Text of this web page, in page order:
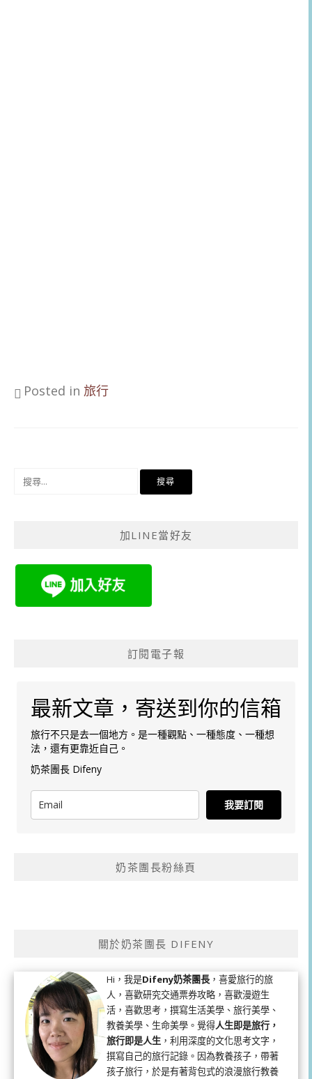
Posted in 旅行
加LINE當好友
訂閱電子報
最新文章，寄送到你的信箱
旅行不只是去一個地方。是一種觀點、一種態度、一種想
法，還有更靠近自己。
奶茶團長 Difeny
我要訂閱
奶茶團長粉絲頁
關於奶茶團長 DIFENY
Hi，我是Difeny奶茶團長 ，喜愛旅行的旅
人，喜歡研究交通票券攻略，喜歡漫遊生
活，喜歡思考，撰寫生活美學、旅行美學、
教養美學、生命美學。覺得人生即是旅行，
旅行即是人生 ，利用深度的文化思考文字，
撰寫自己的旅行記錄。因為教養孩子，帶著
孩子旅行，於是有著背包式的浪漫旅行教養